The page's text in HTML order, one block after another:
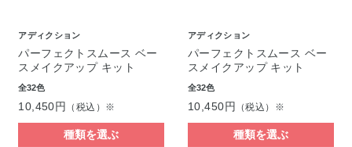
アディクション
パーフェクトスムース ベー
スメイクアップ キット
全32色
10,450円 （税込）※
種類を選ぶ
アディクション
パーフェクトスムース ベー
スメイクアップ キット
全32色
10,450円 （税込）※
種類を選ぶ